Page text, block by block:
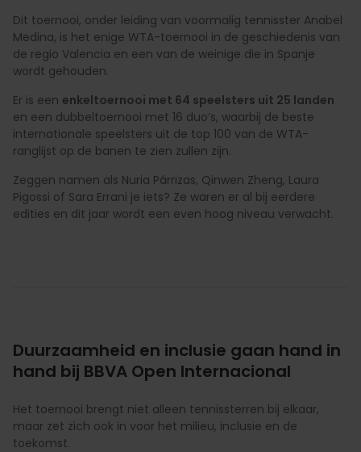
Dit toernooi, onder leiding van voormalig tennisster Anabel
Medina, is het enige WTA-toernooi in de geschiedenis van
de regio Valencia en een van de weinige die in Spanje
wordt gehouden.
Er is een enkeltoernooi met 64 speelsters uit 25 landen
en een dubbeltoernooi met 16 duo’s, waarbij de beste
internationale speelsters uit de top 100 van de WTA-
ranglijst op de banen te zien zullen zijn.
Zeggen namen als Nuria Párrizas, Qinwen Zheng, Laura
Pigossi of Sara Errani je iets? Ze waren er al bij eerdere
edities en dit jaar wordt een even hoog niveau verwacht.
Duurzaamheid en inclusie gaan hand in
hand bij BBVA Open Internacional
Het toernooi brengt niet alleen tennissterren bij elkaar,
maar zet zich ook in voor het milieu, inclusie en de
toekomst.